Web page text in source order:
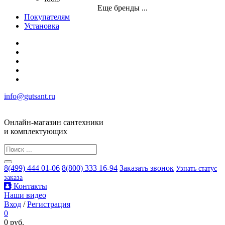
Еще бренды ...
Покупателям
Установка
info@gutsant.ru
Онлайн-магазин сантехники
и комплектующих
8(499) 444 01-06 8(800) 333 16-94 Заказать звонок Узнать статус
заказа
Контакты
Наши видео
Вход /Регистрация
0
0 руб.